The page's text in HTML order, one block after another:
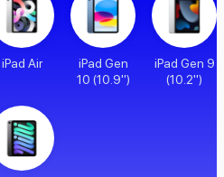
iPad Air
iPad Gen
10 (10.9")
iPad Gen 9
(10.2")